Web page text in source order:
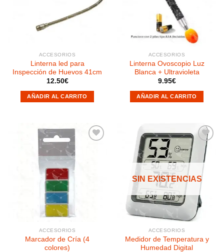
lista de
deseos
ACCESORIOS
Linterna led para
Inspección de Huevos 41cm
12.50€
AÑADIR AL CARRITO
ACCESORIOS
Linterna Ovoscopio Luz
Blanca + Ultravioleta
9.95€
AÑADIR AL CARRITO
ACCESORIOS
Marcador de Cría (4
colores)
lista de
SIN EXISTENCIAS
ACCESORIOS
Medidor de Temperatura y
Humedad Digital